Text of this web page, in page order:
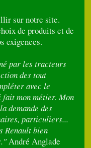
sur notre site.
de produits et de
exigences.
par les tracteurs
des tout
avec le
fait mon métier. Mon
demande des
particuliers...
Renault bien
André Anglade